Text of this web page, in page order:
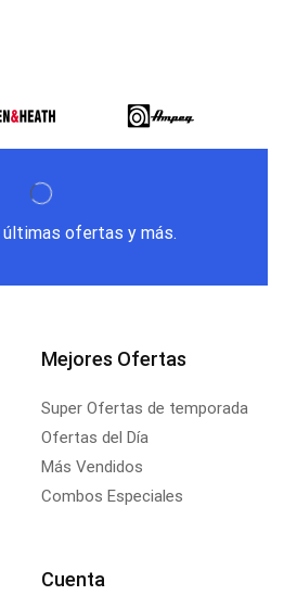
ofertas y más.
Mejores Ofertas
Super Ofertas de temporada
Ofertas del Día
Más Vendidos
Combos Especiales
Cuenta